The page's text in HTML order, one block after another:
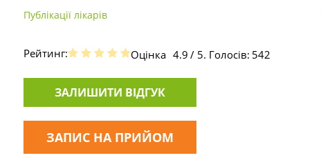
Публікації лікарів
Рейтинг: Оцінка 4.9 / 5. Голосів: 542
ЗАЛИШИТИ ВІДГУК
ЗАПИС НА ПРИЙОМ